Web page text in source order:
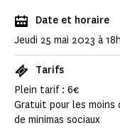
Date et horaire
Jeudi 25 mai 2023 à
Tarifs
Plein tarif : 6€
Gratuit pour les moins
de minimas sociaux